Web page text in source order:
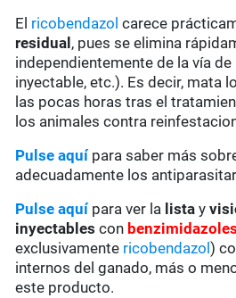
El ricobendazol carece
residual , pues se elimina
independientemente de la vía
inyectable, etc.). Es decir, mata
las pocas horas tras el
los animales contra
Pulse aquípara saber más
adecuadamente los
Pulse aquí para ver la lista y
inyectables con benzimidazoles
exclusivamente ricobendazol)
internos del ganado, más o
este producto.